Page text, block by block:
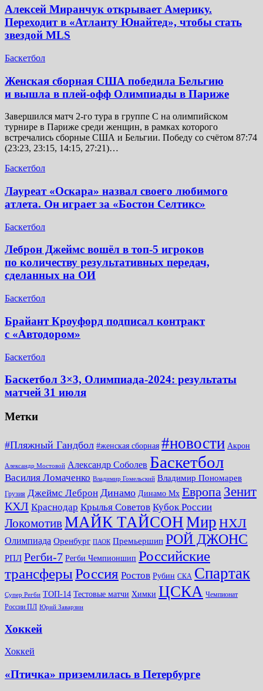
Алексей Миранчук открывает Америку.
Переходит в «Атланту Юнайтед», чтобы стать
звездой MLS
Баскетбол
Женская сборная США победила Бельгию
и вышла в плей-офф Олимпиады в Париже
Завершился матч 2-го тура в группе C на олимпийском
турнире в Париже среди женщин, в рамках которого
встречались сборные США и Бельгии. Победу со счётом 87:74
(23:23, 23:15, 14:15, 27:21)…
Баскетбол
Лауреат «Оскара» назвал своего любимого
атлета. Он играет за «Бостон Селтикс»
Баскетбол
Леброн Джеймс вошёл в топ-5 игроков
по количеству результативных передач,
сделанных на ОИ
Баскетбол
Брайант Кроуфорд подписал контракт
с «Автодором»
Баскетбол
Баскетбол 3×3, Олимпиада-2024: результаты
матчей 31 июля
Метки
#Пляжный Гандбол #женская сборная #новости Акрон
Александр Мостовой Александр Соболев Баскетбол
Василия Ломаченко Владимир Гомельский Владимир Пономарев
Грузия Джеймс Леброн Динамо Динамо Мх Европа Зенит
КХЛ Краснодар Крылья Советов Кубок России
ЛокомотивМАЙК ТАЙСОНМир НХЛ
Олимпиада Оренбург ПАОК Премьершип РОЙ ДЖОНС
РПЛ Регби-7 Регби Чемпионшип Российские
трансферыРоссия Ростов Рубин СКА Спартак
Супер Регби ТОП-14 Тестовые матчи Химки ЦСКА Чемпионат
России ПЛ Юрий Заварзин
Хоккей
Хоккей
«Птичка» приземлилась в Петербурге